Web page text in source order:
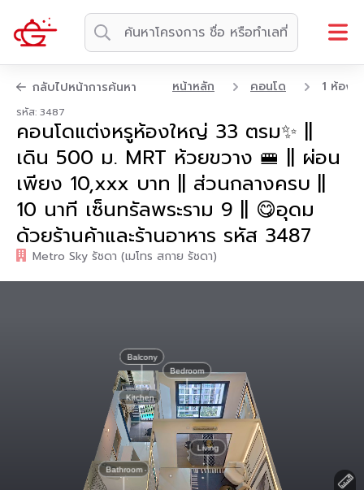
กลับไปหน้าการค้นหา หน้าหลัก คอนโด 1 ห้องน
รหัส: 3487
คอนโดแต่งหรูห้องใหญ่ 33 ตรม✨ ||
เดิน 500 ม. MRT ห้วยขวาง 🚝 || ผ่อน
เพียง 10,xxx บาท || ส่วนกลางครบ ||
10 นาที เซ็นทรัลพระราม 9 || 😋อุดม
ด้วยร้านค้าและร้านอาหาร รหัส 3487
Metro Sky รัชดา (เมโทร สกาย รัชดา)